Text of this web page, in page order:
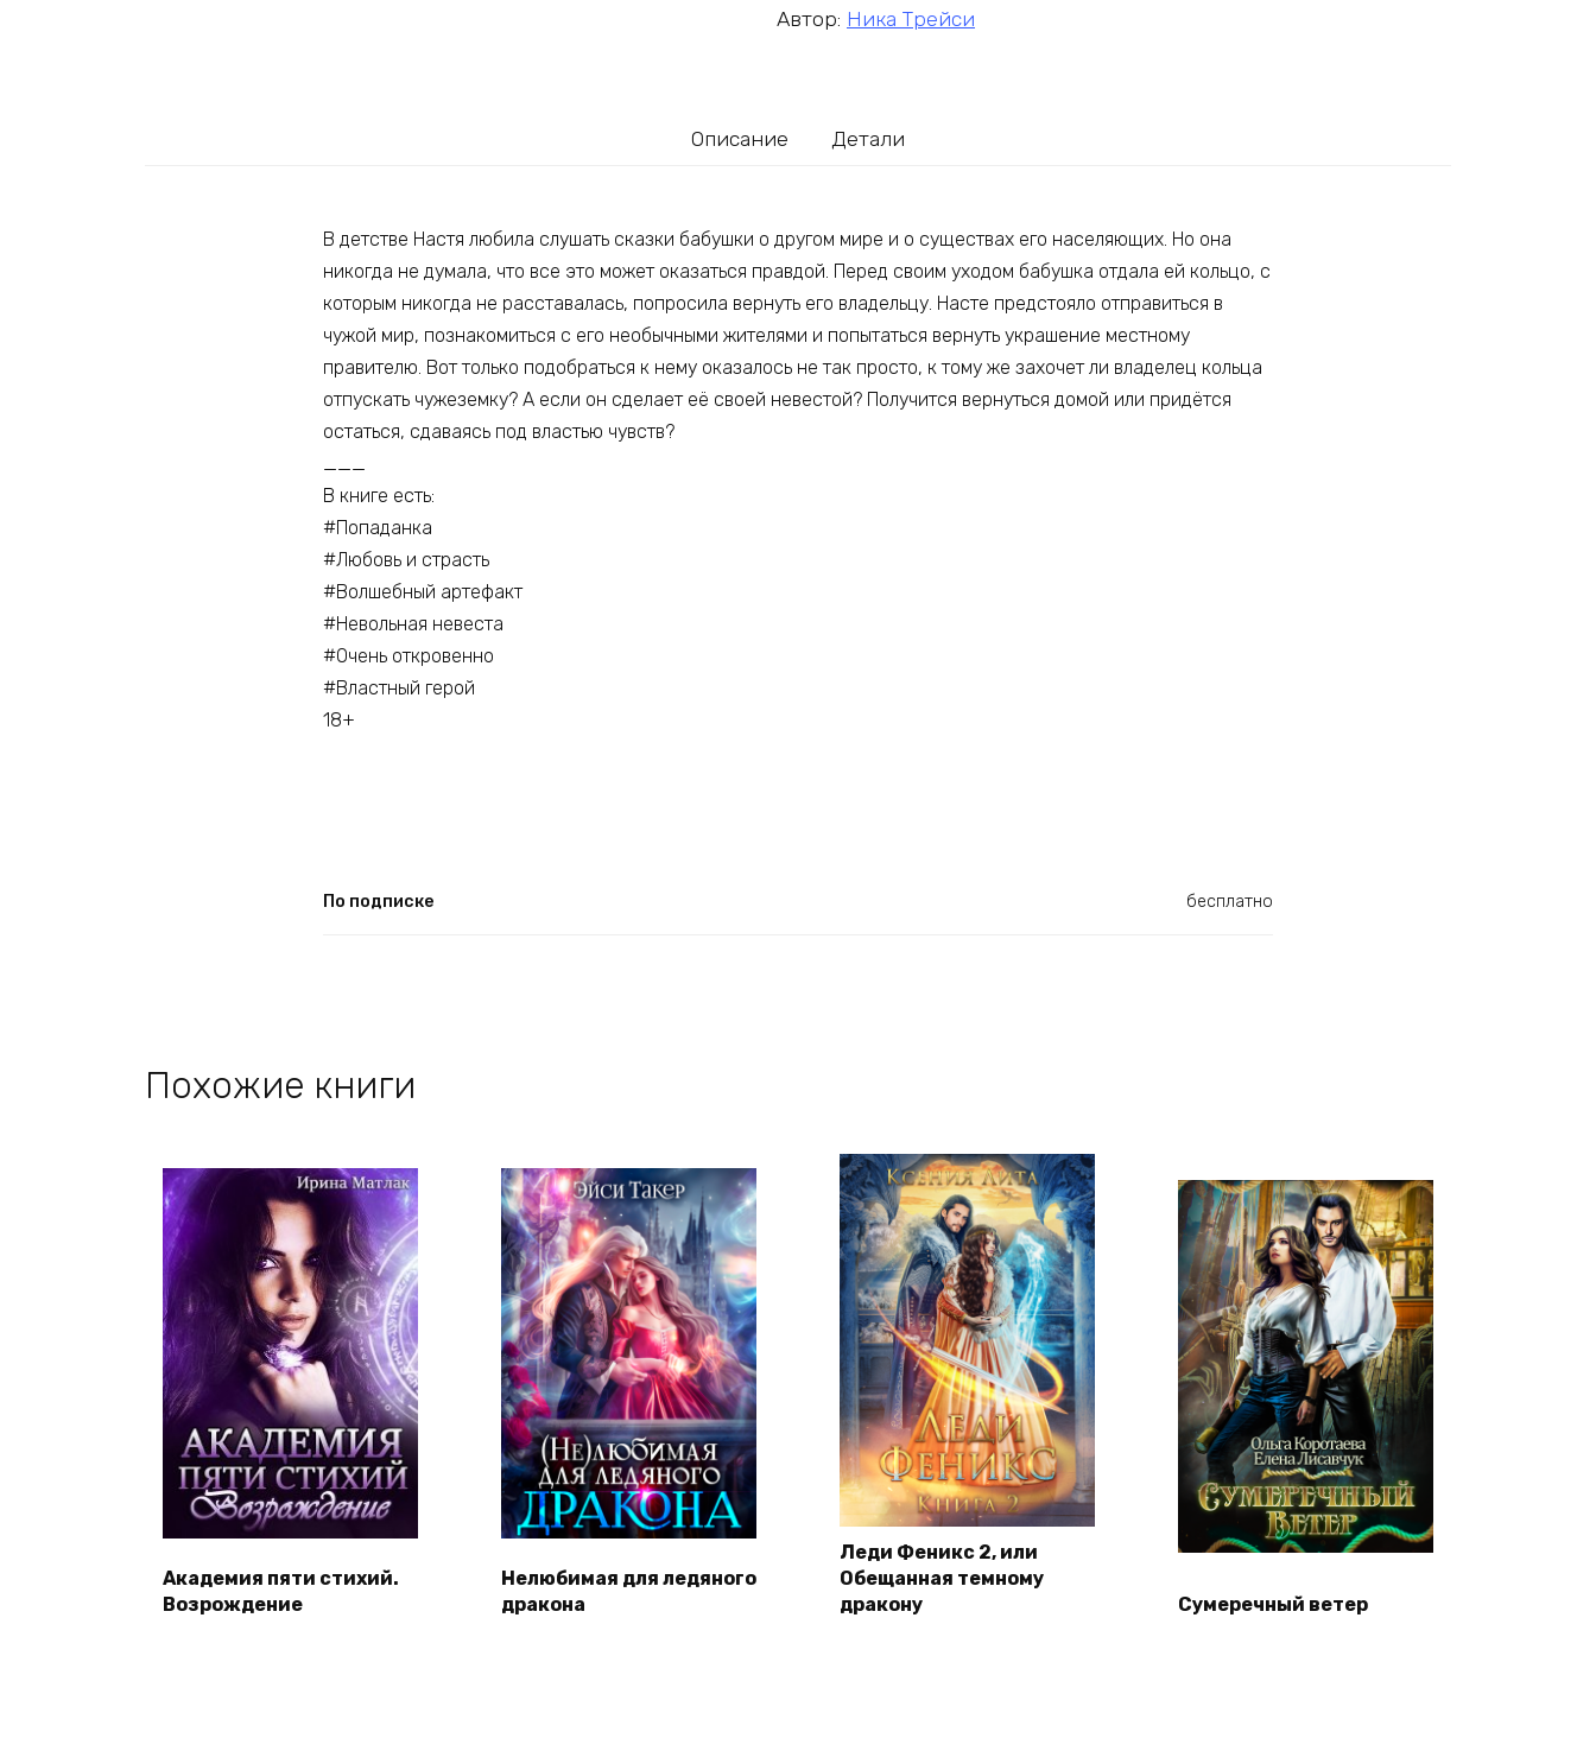
Автор: Ника Трейси
Описание Детали
В детстве Настя любила слушать сказки бабушки о другом мире и о существах его населяющих. Но она
никогда не думала, что все это может оказаться правдой. Перед своим уходом бабушка отдала ей кольцо, с
которым никогда не расставалась, попросила вернуть его владельцу. Насте предстояло отправиться в
чужой мир, познакомиться с его необычными жителями и попытаться вернуть украшение местному
правителю. Вот только подобраться к нему оказалось не так просто, к тому же захочет ли владелец кольца
отпускать чужеземку? А если он сделает её своей невестой? Получится вернуться домой или придётся
остаться, сдаваясь под властью чувств?
___
В книге есть:
#Попаданка
#Любовь и страсть
#Волшебный артефакт
#Невольная невеста
#Очень откровенно
#Властный герой
18+
По подписке бесплатно
Похожие книги
Академия пяти стихий.
Возрождение
Нелюбимая для ледяного
дракона
Леди Феникс 2, или
Обещанная темному
дракону
Сумеречный ветер